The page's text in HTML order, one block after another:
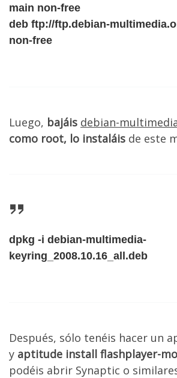
main non-free
deb ftp://ftp.debian-
non-free
Luego, bajáis debian-
como root, lo instaláis de este
dpkg -i debian-multimedia-
keyring_2008.10.16_all.deb
Después, sólo tenéis hacer un
y aptitude install flashplayer-
podéis abrir Synaptic o